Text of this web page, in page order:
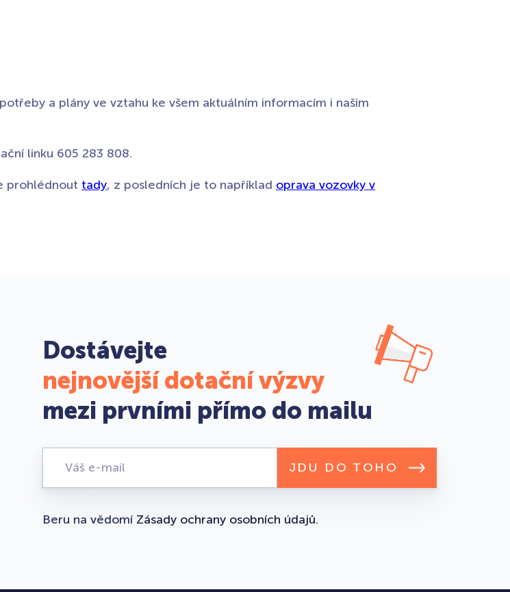
a plány ve vztahu ke všem aktuálním informacím i našim
linku 605 283 808.
prohlédnout tady, z posledních je to například oprava vozovky v
Dostávejte
nejnovější dotační výzvy
mezi prvními přímo do mailu
JDU DO TOHO
Beru na vědomí Zásady ochrany osobních údajů.